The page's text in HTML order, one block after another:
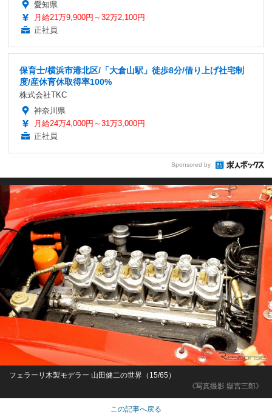
愛知県
月給21万9,900円～32万2,100円
正社員
保育士/横浜市港北区/「大倉山駅」徒歩8分/借り上げ社宅制
度/産休育休取得率100%
株式会社TKC
神奈川県
月給24万4,000円～31万3,000円
正社員
Sponsored by
《写真撮影 嶽宮三郎》
フェラーリ木製モデラー 山田健二の世界（15/65）
この記事へ戻る